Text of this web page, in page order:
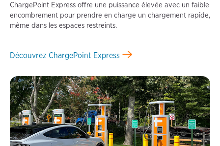
ChargePoint Express offre une puissance élevée avec un faible
encombrement pour prendre en charge un chargement rapide,
même dans les espaces restreints.
Découvrez ChargePoint Express